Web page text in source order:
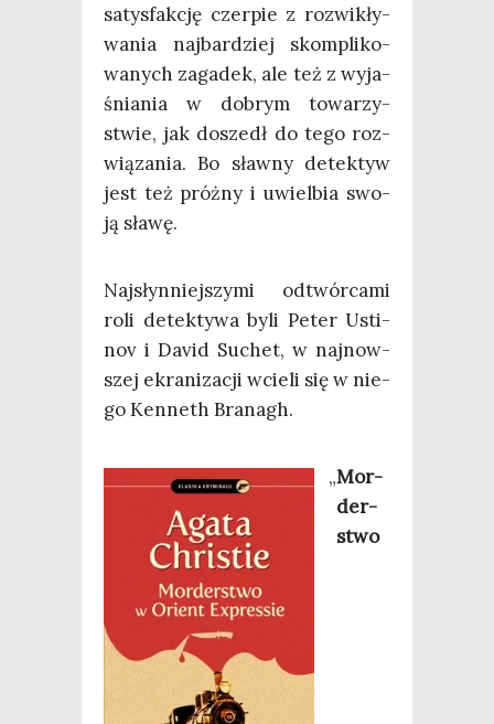
satys­fak­cję czer­pie z roz­wi­kły­
wa­nia naj­bar­dziej skom­pli­ko­
wa­nych zaga­dek, ale też z wyja­
śnia­nia w dobrym towa­rzy­
stwie, jak doszedł do tego roz­
wią­za­nia. Bo sław­ny detek­tyw
jest też próż­ny i uwiel­bia swo­
ją sławę.
Naj­słyn­niej­szy­mi odtwór­ca­mi
roli detek­ty­wa byli Peter Usti­
nov i David Suchet, w naj­now­
szej ekra­ni­za­cji wcie­li się w nie­
go Ken­neth Branagh.
„Mor­
der­
stwo